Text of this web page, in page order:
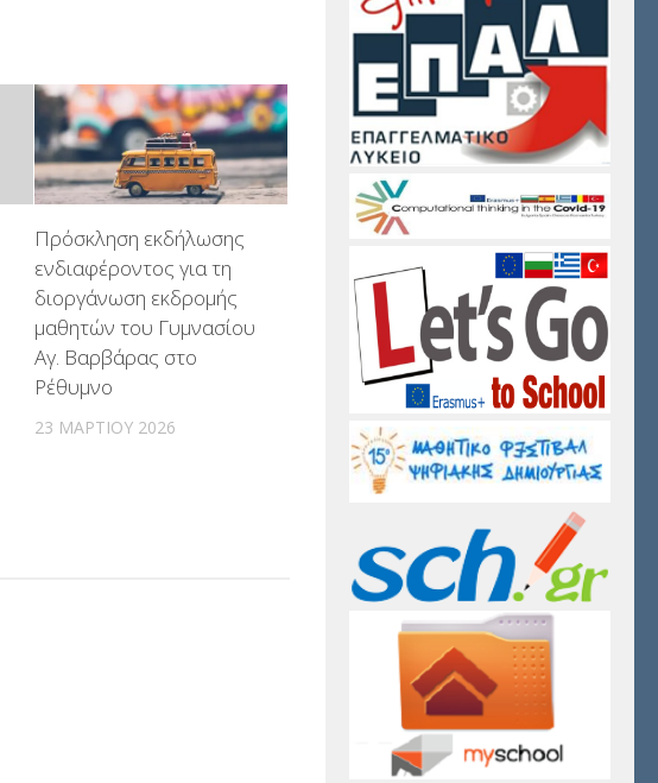
Πρόσκληση εκδήλωσης
ενδιαφέροντος για τη
διοργάνωση εκδρομής
μαθητών του Γυμνασίου
Αγ. Βαρβάρας στο
Ρέθυμνο
23 ΜΑΡΤΊΟΥ 2026